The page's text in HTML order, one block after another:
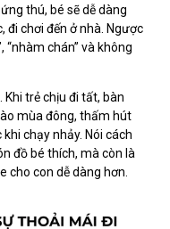
thú, bé sẽ dễ dàng
đi chơi đến ở nhà. Ngược
“nhàm chán” và không
Khi trẻ chịu đi tất, bàn
mùa đông, thấm hút
chạy nhảy. Nói cách
đồ bé thích, mà còn là
cho con dễ dàng hơn.